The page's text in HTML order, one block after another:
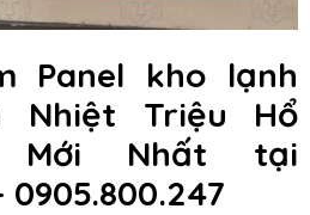
Panel kho lạnh
Nhiệt Triệu Hổ
Mới Nhất tại